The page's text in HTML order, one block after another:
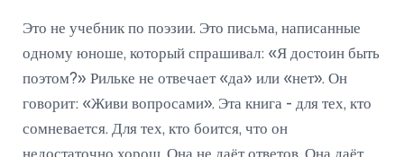
Это не учебник по поэзии. Это письма, написанные
одному юноше, который спрашивал: «Я достоин быть
поэтом?» Рильке не отвечает «да» или «нет». Он
говорит: «Живи вопросами». Эта книга - для тех, кто
сомневается. Для тех, кто боится, что он